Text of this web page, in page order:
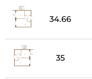
34.66
35